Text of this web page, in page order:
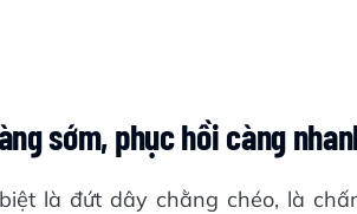
sớm, phục hồi càng
là đứt dây chằng chéo, là